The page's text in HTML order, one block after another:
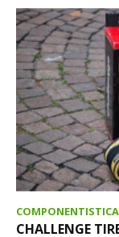
COMPONENTISTICA
CHALLENGE